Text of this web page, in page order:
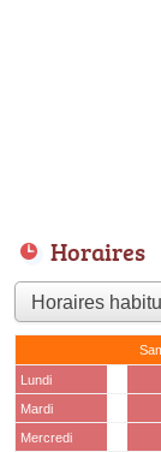
Horaires
Lundi
Mardi
Mercredi